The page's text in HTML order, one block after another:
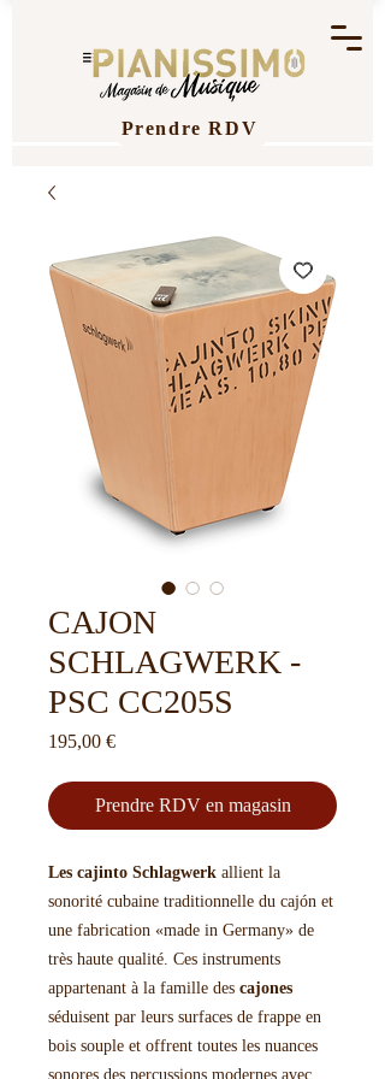
Prendre RDV
CAJON
SCHLAGWERK -
PSC CC205S
195,00 €Prix
Prendre RDV en magasin
Les cajinto Schlagwerk allient la
sonorité cubaine traditionnelle du cajón et
une fabrication «made in Germany» de
très haute qualité. Ces instruments
appartenant à la famille des cajones
séduisent par leurs surfaces de frappe en
bois souple et offrent toutes les nuances
sonores des percussions modernes avec